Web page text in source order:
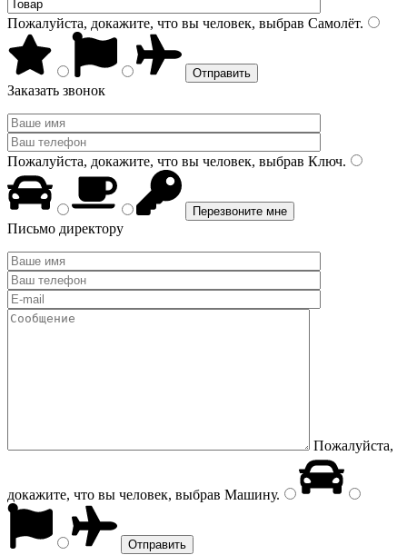
Пожалуйста, докажите, что вы человек, выбрав Самолёт.
Заказать звонок
Пожалуйста, докажите, что вы человек, выбрав Ключ.
Письмо директору
Пожалуйста,
докажите, что вы человек, выбрав Машину.